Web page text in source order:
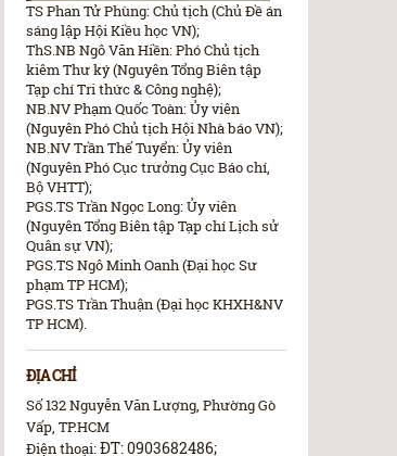
TS Phan Tử Phùng: Chủ tịch (Chủ Đề án
sáng lập Hội Kiều học VN);
ThS.NB Ngô Văn Hiền: Phó Chủ tịch
kiêm Thư ký (Nguyên Tổng Biên tập
Tạp chí Tri thức & Công nghệ);
NB.NV Phạm Quốc Toàn: Ủy viên
(Nguyên Phó Chủ tịch Hội Nhà báo VN);
NB.NV Trần Thế Tuyển: Ủy viên
(Nguyên Phó Cục trưởng Cục Báo chí,
Bộ VHTT);
PGS.TS Trần Ngọc Long: Ủy viên
(Nguyên Tổng Biên tập Tạp chí Lịch sử
Quân sự VN);
PGS.TS Ngô Minh Oanh (Đại học Sư
phạm TP HCM);
PGS.TS Trần Thuận (Đại học KHXH&NV
TP HCM).
ĐỊA CHỈ
Số 132 Nguyễn Văn Lượng, Phường Gò
Vấp, TP.HCM
Điện thoại:ĐT: 0903682486;